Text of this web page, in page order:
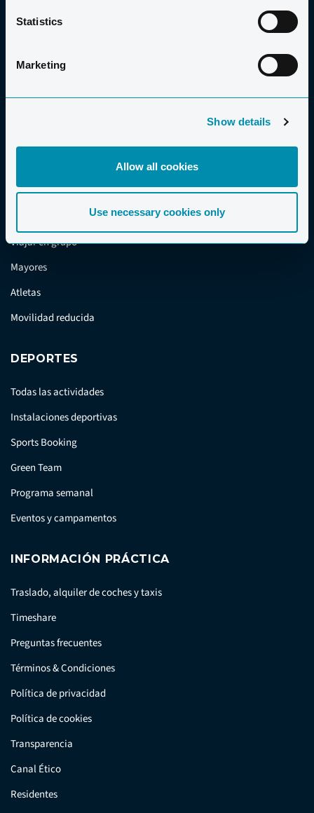
Statistics
Marketing
Show details
Allow all cookies
Use necessary cookies only
Familias
Viajar solo / Solteros
Viajar en grupo
Mayores
Atletas
Movilidad reducida
DEPORTES
Todas las actividades
Instalaciones deportivas
Sports Booking
Green Team
Programa semanal
Eventos y campamentos
INFORMACIÓN PRÁCTICA
Traslado, alquiler de coches y taxis
Timeshare
Preguntas frecuentes
Términos & Condiciones
Política de privacidad
Política de cookies
Transparencia
Canal Ético
Residentes